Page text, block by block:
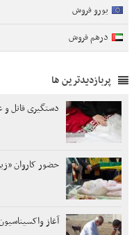
یورو فروش
درهم فروش
پربازدیدترین ها
دستگیری قاتل
حضور کاروان
آغاز